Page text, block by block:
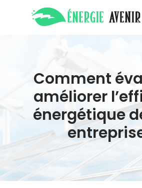
Comment
améliorer
énergétique